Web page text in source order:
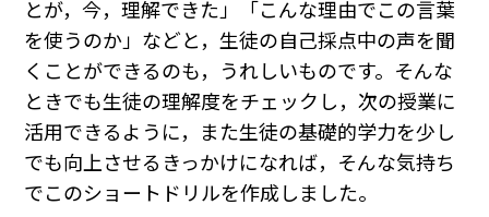
とが，今，理解できた」「こんな理由でこの言葉
を使うのか」などと，生徒の自己採点中の声を聞
くことができるのも，うれしいものです。そんな
ときでも生徒の理解度をチェックし，次の授業に
活用できるように，また生徒の基礎的学力を少し
でも向上させるきっかけになれば，そんな気持ち
でこのショートドリルを作成しました。